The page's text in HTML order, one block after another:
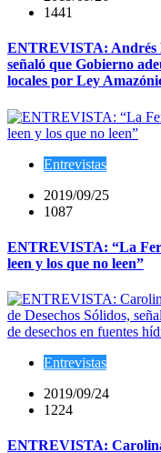
1441
ENTREVISTA: Andrés
señaló que Gobierno
locales por Ley
Entrevistas
2019/09/25
1087
ENTREVISTA: “La
leen y los que no leen”
Entrevistas
2019/09/24
1224
ENTREVISTA: